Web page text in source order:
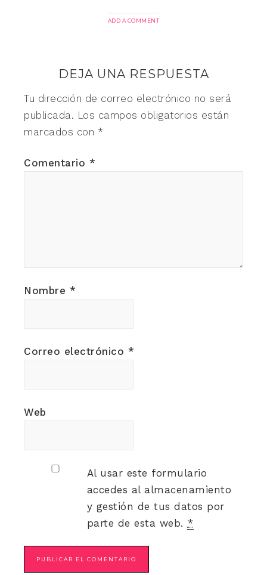
ADD A COMMENT
DEJA UNA RESPUESTA
Tu dirección de correo electrónico no será
publicada. Los campos obligatorios están
marcados con *
Comentario *
Nombre *
Correo electrónico *
Web
Al usar este formulario
accedes al almacenamiento
y gestión de tus datos por
parte de esta web. *